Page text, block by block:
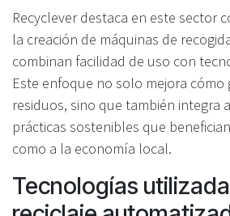
Recyclever destaca en este sector
la creación de máquinas de
combinan facilidad de uso con
Este enfoque no solo mejora cómo
residuos, sino que también integra
prácticas sostenibles que
como a la economía local.
Tecnologías